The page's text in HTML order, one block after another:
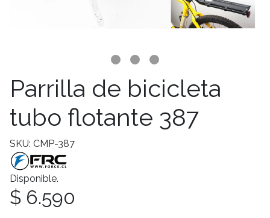
Parrilla de bicicleta
tubo flotante 387
SKU: CMP-387
Disponible.
$ 6.590